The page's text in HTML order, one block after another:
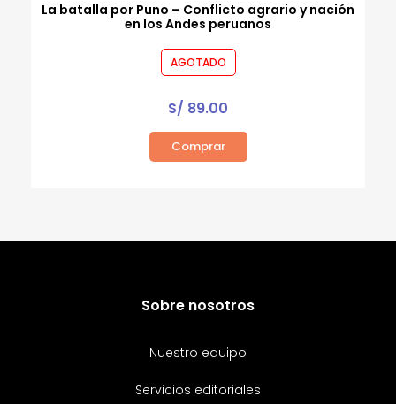
La batalla por Puno – Conflicto agrario y nación
en los Andes peruanos
AGOTADO
S/ 89.00
Comprar
Sobre nosotros
Nuestro equipo
Servicios editoriales